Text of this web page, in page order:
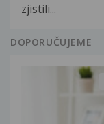
zjistili...
DOPORUČUJEME